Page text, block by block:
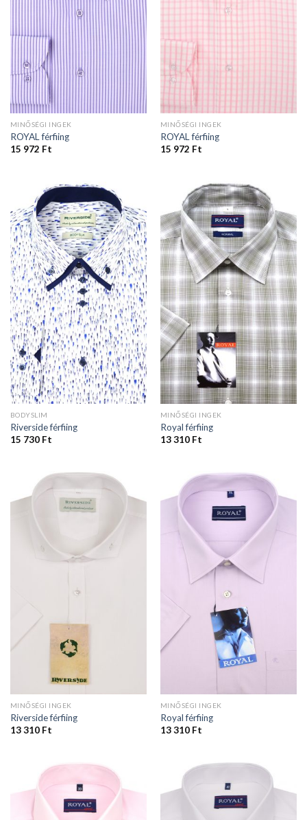
MINŐSÉGI INGEK
ROYAL férfiing
15 972 Ft
MINŐSÉGI INGEK
ROYAL férfiing
15 972 Ft
BODYSLIM
Riverside férfiing
15 730 Ft
MINŐSÉGI INGEK
Royal férfiing
13 310 Ft
MINŐSÉGI INGEK
Riverside férfiing
13 310 Ft
MINŐSÉGI INGEK
Royal férfiing
13 310 Ft